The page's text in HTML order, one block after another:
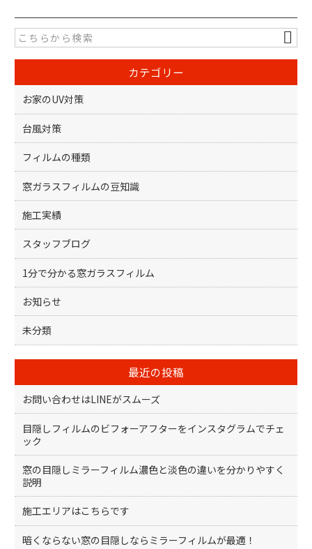
e
b
o
o
k
er
カテゴリー
お家のUV対策
台風対策
フィルムの種類
窓ガラスフィルムの豆知識
施工実績
スタッフブログ
1分で分かる窓ガラスフィルム
お知らせ
未分類
最近の投稿
お問い合わせはLINEがスムーズ
目隠しフィルムのビフォーアフターをインスタグラムでチェ
ック
窓の目隠しミラーフィルム濃色と淡色の違いを分かりやすく
説明
施工エリアはこちらです
暗くならない窓の目隠しならミラーフィルムが最適！